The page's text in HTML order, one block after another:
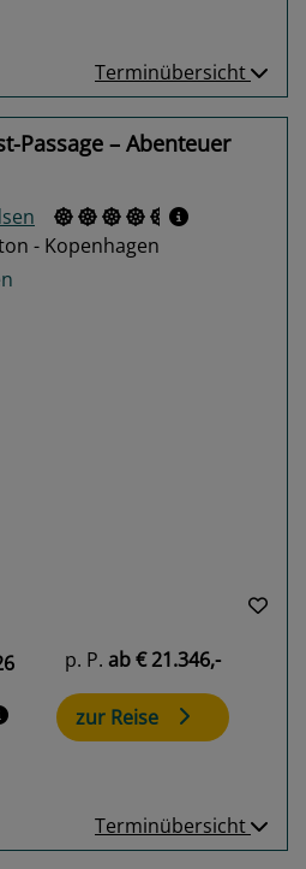
Terminübersicht
Passage – Abenteuer
- Kopenhagen
p. P. ab€ 21.346,-
zur Reise
Terminübersicht